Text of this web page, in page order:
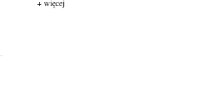
+ więcej